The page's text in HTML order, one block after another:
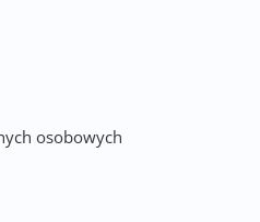
osobowych